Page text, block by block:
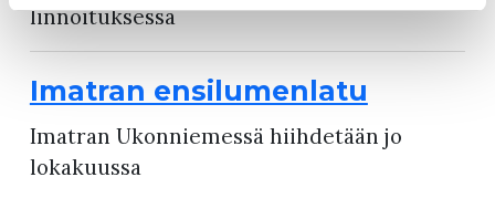
linnoituksessa
Imatran ensilumenlatu
Imatran Ukonniemessä hiihdetään jo
lokakuussa